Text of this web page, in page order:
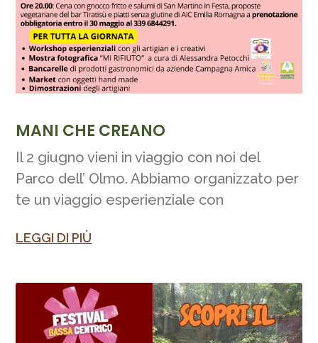
MANI CHE CREANO
Il 2 giugno vieni in viaggio con noi del
Parco dell’ Olmo. Abbiamo organizzato per
te un viaggio esperienziale con
LEGGI DI PIÙ